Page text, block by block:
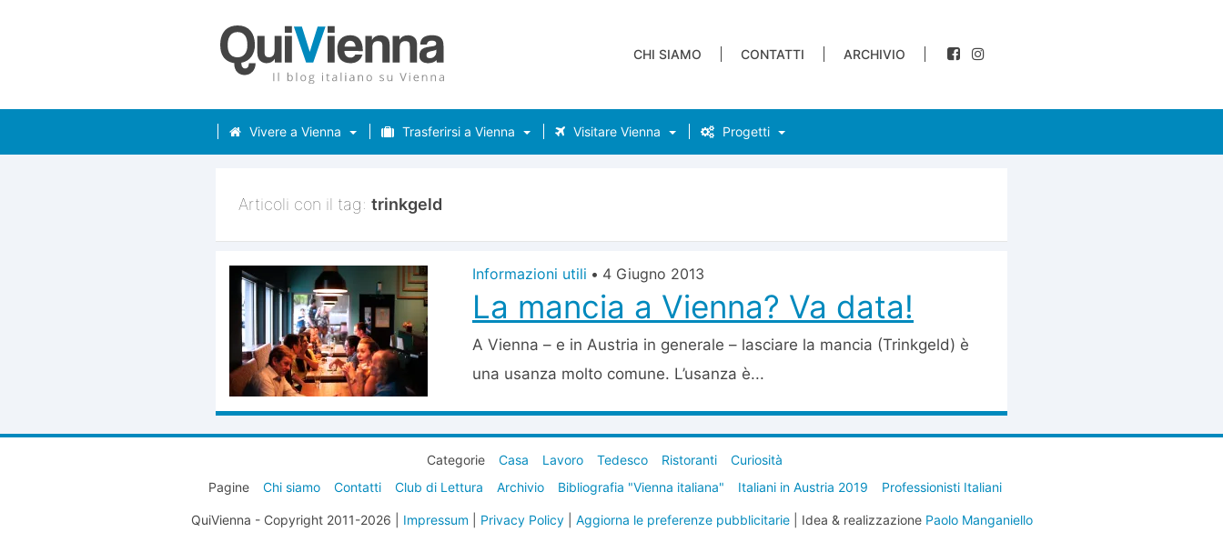
CHI SIAMO CONTATTI ARCHIVIO
Vivere a Vienna Trasferirsi a Vienna Visitare Vienna Progetti
Articoli con il tag: trinkgeld
Informazioni utili • 4 Giugno 2013
La mancia a Vienna? Va data!
A Vienna – e in Austria in generale – lasciare la mancia (Trinkgeld) è
una usanza molto comune. L’usanza è...
Categorie Casa Lavoro Tedesco Ristoranti
Curiosità
Pagine
Chi siamo Contatti Club di Lettura Archivio Bibliografia "Vienna italiana" Italiani in Austria 2019 Professionisti Italiani
QuiVienna - Copyright 2011-2026 | Impressum Privacy Policy| Aggiorna le preferenze pubblicitarie| Idea & realizzazione Paolo Manganiello